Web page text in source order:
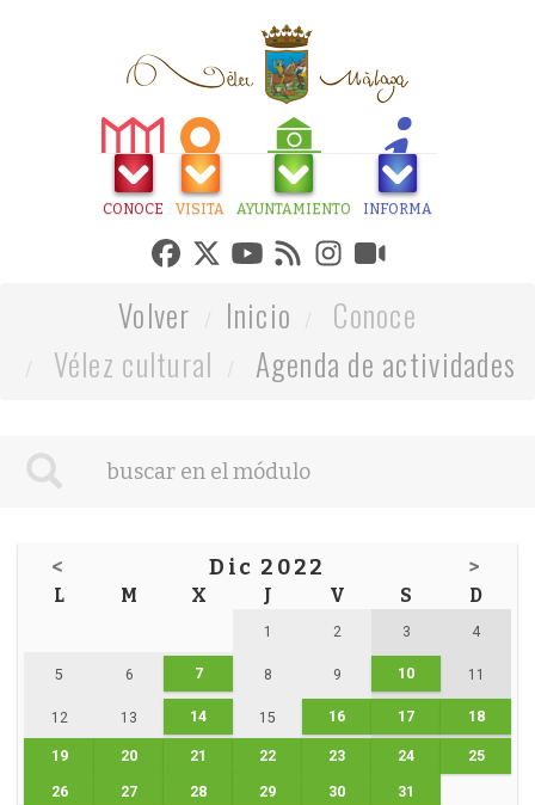
CONOCE VISITA AYUNTAMIENTO INFORMA
Volver Inicio
Conoce
Vélez cultural
Agenda de actividades
< Dic 2022 >
L M X J V S D
1 2 3 4
5 6 7 8 9 10 11
12 13 14 15 16 17 18
19 20 21 22 23 24 25
26 27 28 29 30 31